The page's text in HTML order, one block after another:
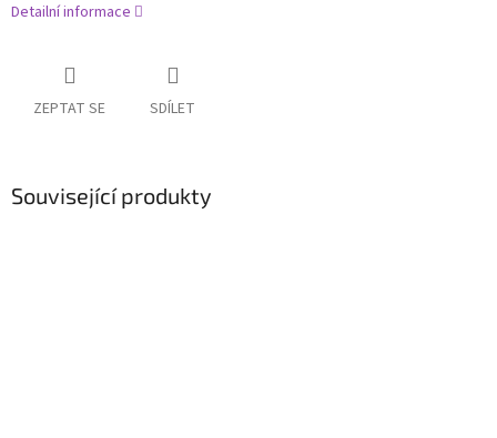
Detailní informace
ZEPTAT SE SDÍLET
Související produkty